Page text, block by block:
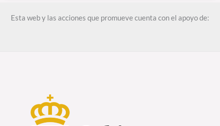
Esta web y las acciones que promueve cuenta con el apoyo de: